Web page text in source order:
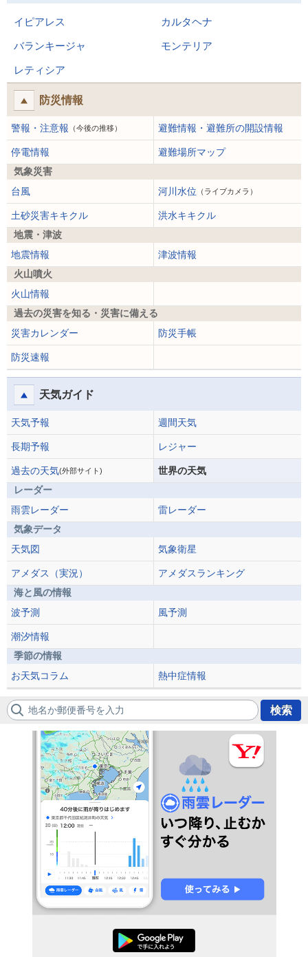
イピアレス カルタヘナ
バランキージャ モンテリア
レティシア
防災情報
警報・注意報 （今後の推移） 避難情報・避難所の開設情報
停電情報
避難場所マップ
気象災害
台風
河川水位 （ライブカメラ）
土砂災害キキクル
洪水キキクル
地震・津波
地震情報
津波情報
火山噴火
火山情報
過去の災害を知る・災害に備える
災害カレンダー
防災手帳
防災速報
天気ガイド
天気予報 週間天気
長期予報 レジャー
過去の天気(外部サイト)
世界の天気
レーダー
雨雲レーダー
雷レーダー
気象データ
天気図
気象衛星
アメダス（実況）
アメダスランキング
海と風の情報
波予測
風予測
潮汐情報
季節の情報
お天気コラム
熱中症情報
地名か郵便番号を入力 検索